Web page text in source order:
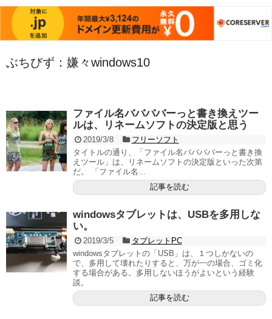
ぶちびず：嫌々windows10
ファイル名ババババーっと書き換えツー
ルは、リネームソフトの決定版と思う
2019/3/8
フリーソフト
タイトルの通り、「ファイル名ババババーっと書き換
えツール」は、リネームソフトの決定版といった次第
だ。 「ファイル名...
記事を読む
windowsタブレットは、USBを多用しな
い。
2019/3/5
タブレットPC
windowsタブレットの「USB」は、１つしかないの
で、多用して壊れたりすると、万が一の場合、ゴミ化
する場合がある。多用しないほうがよいという経験
談。
記事を読む